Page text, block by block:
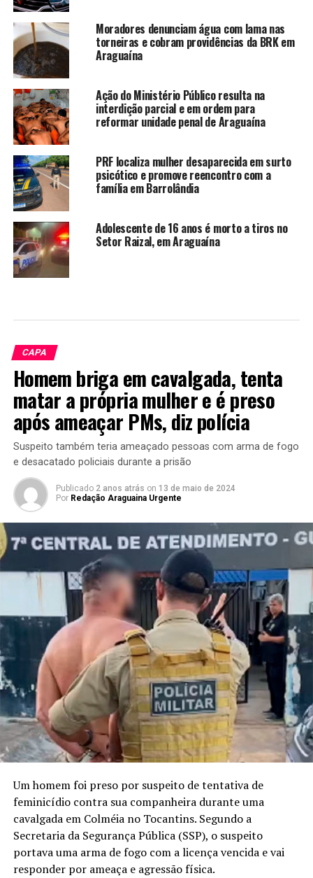
Moradores denunciam água com lama nas
torneiras e cobram providências da BRK em
Araguaína
Ação do Ministério Público resulta na
interdição parcial e em ordem para
reformar unidade penal de Araguaína
PRF localiza mulher desaparecida em surto
psicótico e promove reencontro com a
família em Barrolândia
Adolescente de 16 anos é morto a tiros no
Setor Raizal, em Araguaína
CAPA
Homem briga em cavalgada, tenta
matar a própria mulher e é preso
após ameaçar PMs, diz polícia
Suspeito também teria ameaçado pessoas com arma de fogo
e desacatado policiais durante a prisão
Publicado 2 anos atrás on 13 de maio de 2024
Por Redação Araguaina Urgente
Um homem foi preso por suspeito de tentativa de
feminicídio contra sua companheira durante uma
cavalgada em Colméia no Tocantins. Segundo a
Secretaria da Segurança Pública (SSP), o suspeito
portava uma arma de fogo com a licença vencida e vai
responder por ameaça e agressão física.